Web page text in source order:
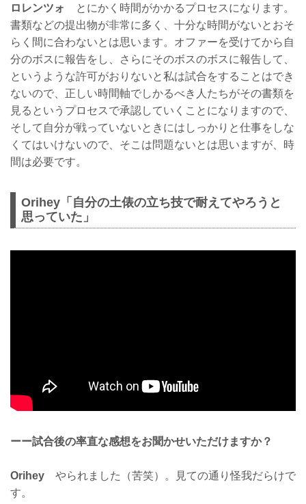
ロレンツォ
とにかく時間がかかるプロセスになります。
書類などの提出物が非常に多く、十分な時間がないとおそ
らく間に合わないとは思います。オファーを受けてから自
分のボスに報告をし、さらにそのボスのボスに報告して、
というような許可がおりないと私は試合をすることはでき
ないので、正しい時間軸でしかるべき人たちがその書類を
見るというプロセスで承認していくことになりますので、
そして自分が戦っていないときにはしっかりと仕事をしな
くてはいけないので、そこは問題ないとは思いますが、時
間は必要です。
Orihey「自分の土俵の立ち技で耐えてやろうと
思っていた」
ーー試合後の率直な感想をお聞かせいただけますか？
Orihey やられました（苦笑）。見ての通り怪我だらけで
す。